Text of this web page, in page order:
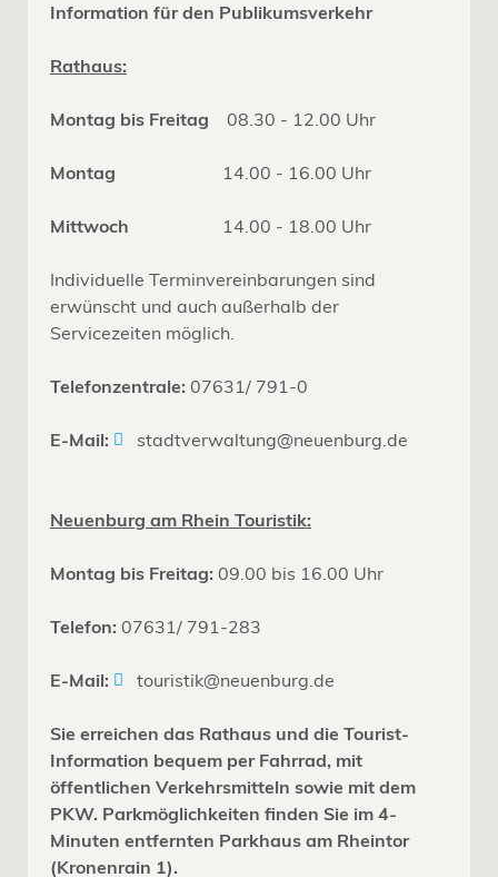
Information für den Publikumsverkehr
Rathaus:
Montag bis Freitag 08.30 - 12.00 Uhr
Montag 14.00 - 16.00 Uhr
Mittwoch 14.00 - 18.00 Uhr
Individuelle Terminvereinbarungen sind
erwünscht und auch außerhalb der
Servicezeiten möglich.
Telefonzentrale: 07631/ 791-0
E-Mail: stadtverwaltung@neuenburg.de
Neuenburg am Rhein Touristik:
Montag bis Freitag: 09.00 bis 16.00 Uhr
Telefon: 07631/ 791-283
E-Mail: touristik@neuenburg.de
Sie erreichen das Rathaus und die Tourist-
Information bequem per Fahrrad, mit
öffentlichen Verkehrsmitteln sowie mit dem
PKW. Parkmöglichkeiten finden Sie im 4-
Minuten entfernten Parkhaus am Rheintor
(Kronenrain 1).